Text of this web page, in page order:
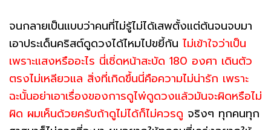
จนกลายเป็นแบบว่าคนที่ไม่รู้ไม่ได้เสพตั้งแต่ต้นจนจบมา
เอาประเด็นคริสต์ดูดวงได้ไหมไปขยี้กัน ไม่เข้าใจว่าเป็น
เพราะแสงหรืออะไร นี่เชิ่ดหน้าสะบัด 180 องศา เดินตัว
ตรงไม่เหลียวแล สิ่งที่เกิดขึ้นนี่คือความไม่น่ารัก เพราะ
ฉะนั้นอย่าเอาเรื่องของการดูไพ่ดูดวงแล้วมันจะผิดหรือไม่
ผิด ผมเห็นด้วยครับถ้าดูไม่ได้ก็ไม่ควรดู จริงๆ ทุกคนทุก